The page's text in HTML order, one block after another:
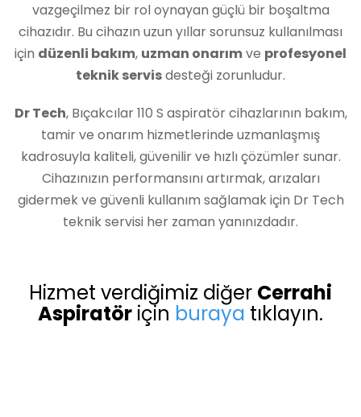
vazgeçilmez bir rol oynayan güçlü bir boşaltma
cihazıdır. Bu cihazın uzun yıllar sorunsuz kullanılması
için düzenli bakım, uzman onarımve profesyonel
teknik servisdesteği zorunludur.
Dr Tech, Bıçakcılar 110 S aspiratör cihazlarının bakım,
tamir ve onarım hizmetlerinde uzmanlaşmış
kadrosuyla kaliteli, güvenilir ve hızlı çözümler sunar.
Cihazınızın performansını artırmak, arızaları
gidermek ve güvenli kullanım sağlamak için Dr Tech
teknik servisi her zaman yanınızdadır.
Hizmet verdiğimiz diğer Cerrahi
Aspiratör için buraya tıklayın.